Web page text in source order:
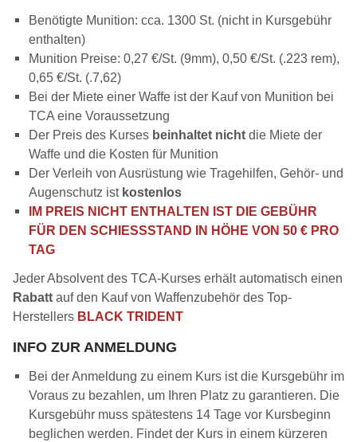
Benötigte Munition: cca. 1300 St. (nicht in Kursgebühr
enthalten)
Munition Preise: 0,27 €/St. (9mm), 0,50 €/St. (.223 rem),
0,65 €/St. (.7,62)
Bei der Miete einer Waffe ist der Kauf von Munition bei
TCA eine Voraussetzung
Der Preis des Kurses beinhaltet nicht die Miete der
Waffe und die Kosten für Munition
Der Verleih von Ausrüstung wie Tragehilfen, Gehör- und
Augenschutz ist kostenlos
IM PREIS NICHT ENTHALTEN IST DIE GEBÜHR
FÜR DEN SCHIESSSTAND IN HÖHE VON 50 € PRO
TAG
Jeder Absolvent des TCA-Kurses erhält automatisch einen
Rabatt auf den Kauf von Waffenzubehör des Top-
Herstellers BLACK TRIDENT
INFO ZUR ANMELDUNG
Bei der Anmeldung zu einem Kurs ist die Kursgebühr im
Voraus zu bezahlen, um Ihren Platz zu garantieren. Die
Kursgebühr muss spätestens 14 Tage vor Kursbeginn
beglichen werden. Findet der Kurs in einem kürzeren